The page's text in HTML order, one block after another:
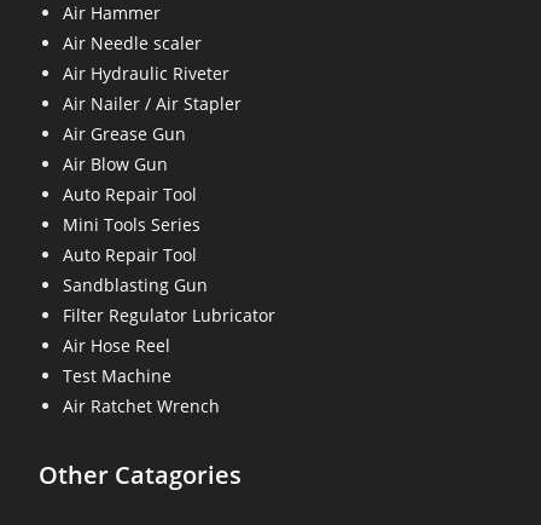
Air Hammer
Air Needle scaler
Air Hydraulic Riveter
Air Nailer / Air Stapler
Air Grease Gun
Air Blow Gun
Auto Repair Tool
Mini Tools Series
Auto Repair Tool
Sandblasting Gun
Filter Regulator Lubricator
Air Hose Reel
Test Machine
Air Ratchet Wrench
Other Catagories